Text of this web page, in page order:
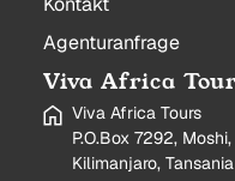
Agenturanfrage
Viva Africa
Viva Africa Tours
P.O.Box 7292,
Kilimanjaro, Tansania